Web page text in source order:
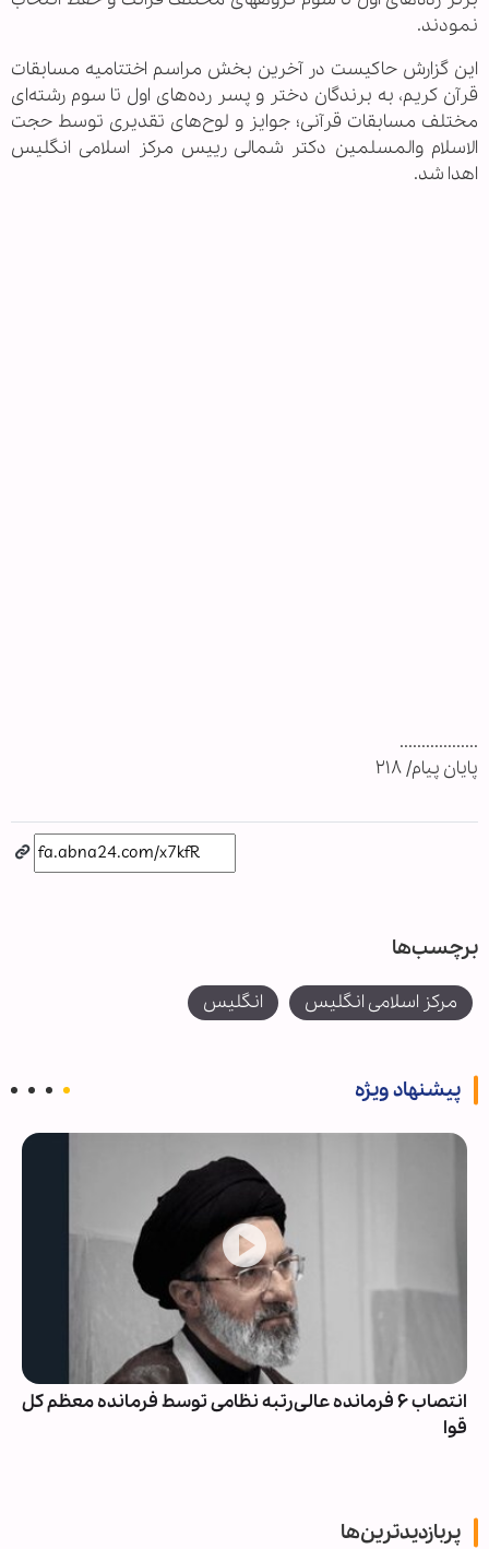
نمودند.
این گزارش حاکیست در آخرین بخش مراسم اختتامیه مسابقات
قرآن کریم، به برندگان دختر و پسر رده‌های اول تا سوم رشته‌ای
مختلف مسابقات قرآنی؛ جوایز و لوح‌های تقدیری توسط حجت
الاسلام والمسلمین دکتر شمالی رییس مرکز اسلامی انگلیس
اهدا شد.
..................
پایان پیام/ ۲۱۸
برچسب‌ها
مرکز اسلامی انگلیس انگلیس
پیشنهاد ویژه
انتصاب ۶ فرمانده عالی‌رتبه نظامی توسط فرمانده معظم کل
قوا
پربازدیدترین‌ها